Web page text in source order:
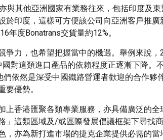
與其他亞洲國家有業務往來，包括印度及
印度，這樣可方便該公司向亞洲客戶推廣
度Bonatrans交貨量約12%。
力，也希望把握當中的機遇。舉例來說，
對這類進口產品的依賴程度正逐漸下降。
依然是深受中國鐵路營運者歡迎的合作夥
優勢。
香港匯聚各類專業服務，亦具備廣泛的全
這類區域及/或區際發展倡議框架下尋找
亦為新打進市場的捷克企業提供必需的當